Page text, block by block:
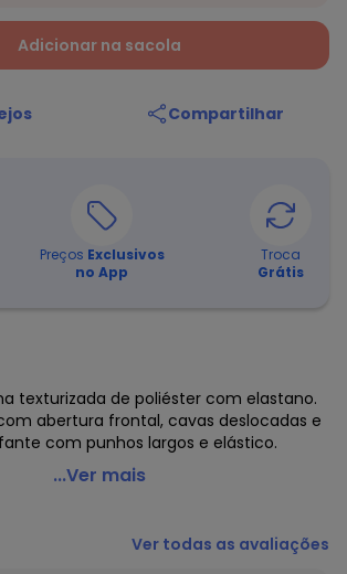
em qualquer valor, usando o cupom:
para toda loja Quintess, até 07/08/2026.
Adicionar na sacola
Compartilhar
Preços Exclusivos
no App
Troca
Grátis
texturizada de poliéster com elastano.
abertura frontal, cavas deslocadas e
com punhos largos e elástico.
Verde com Manga Bufante
Longa
...Ver mais
Ver todas as avaliações